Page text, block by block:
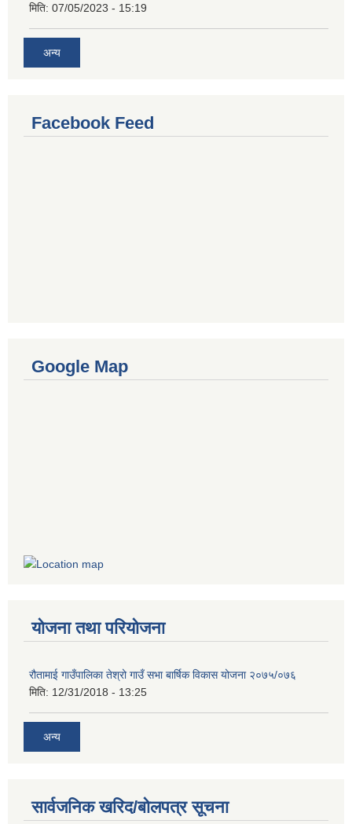
मिति: 07/05/2023 - 15:19
अन्य
Facebook Feed
Google Map
योजना तथा परियोजना
रौतामाई गाउँपालिका तेश्रो गाउँ सभा बार्षिक विकास योजना २०७५/०७६
मिति: 12/31/2018 - 13:25
अन्य
सार्वजनिक खरिद/बोलपत्र सूचना